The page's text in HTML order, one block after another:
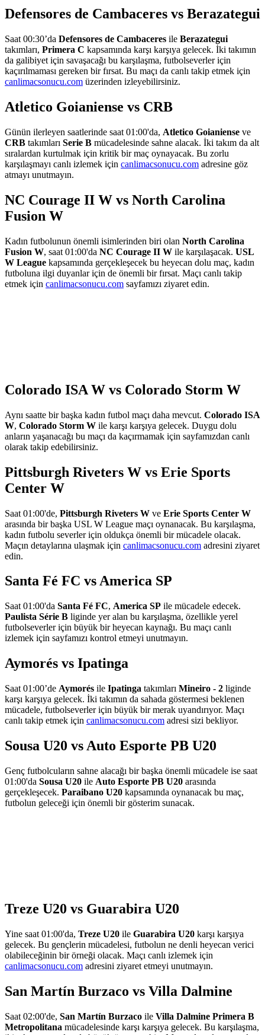
Defensores de Cambaceres vs Berazategui
Saat 00:30’da Defensores de Cambaceres ile Berazategui
takımları, Primera C kapsamında karşı karşıya gelecek. İki takımın
da galibiyet için savaşacağı bu karşılaşma, futbolseverler için
kaçırılmaması gereken bir fırsat. Bu maçı da canlı takip etmek için
canlimacsonucu.com üzerinden izleyebilirsiniz.
Atletico Goianiense vs CRB
Günün ilerleyen saatlerinde saat 01:00'da, Atletico Goianiense ve
CRB takımları Serie B mücadelesinde sahne alacak. İki takım da alt
sıralardan kurtulmak için kritik bir maç oynayacak. Bu zorlu
karşılaşmayı canlı izlemek için canlimacsonucu.com adresine göz
atmayı unutmayın.
NC Courage II W vs North Carolina
Fusion W
Kadın futbolunun önemli isimlerinden biri olan North Carolina
Fusion W, saat 01:00'da NC Courage II W ile karşılaşacak. USL
W League kapsamında gerçekleşecek bu heyecan dolu maç, kadın
futboluna ilgi duyanlar için de önemli bir fırsat. Maçı canlı takip
etmek için canlimacsonucu.com sayfamızı ziyaret edin.
Colorado ISA W vs Colorado Storm W
Aynı saatte bir başka kadın futbol maçı daha mevcut. Colorado ISA
W, Colorado Storm W ile karşı karşıya gelecek. Duygu dolu
anların yaşanacağı bu maçı da kaçırmamak için sayfamızdan canlı
olarak takip edebilirsiniz.
Pittsburgh Riveters W vs Erie Sports
Center W
Saat 01:00'de, Pittsburgh Riveters W ve Erie Sports Center W
arasında bir başka USL W League maçı oynanacak. Bu karşılaşma,
kadın futbolu severler için oldukça önemli bir mücadele olacak.
Maçın detaylarına ulaşmak için canlimacsonucu.com adresini ziyaret
edin.
Santa Fé FC vs America SP
Saat 01:00'da Santa Fé FC, America SP ile mücadele edecek.
Paulista Série B liginde yer alan bu karşılaşma, özellikle yerel
futbolseverler için büyük bir heyecan kaynağı. Bu maçı canlı
izlemek için sayfamızı kontrol etmeyi unutmayın.
Aymorés vs Ipatinga
Saat 01:00’de Aymorés ile Ipatinga takımları Mineiro - 2 liginde
karşı karşıya gelecek. İki takımın da sahada göstermesi beklenen
mücadele, futbolseverler için büyük bir merak uyandırıyor. Maçı
canlı takip etmek için canlimacsonucu.com adresi sizi bekliyor.
Sousa U20 vs Auto Esporte PB U20
Genç futbolcuların sahne alacağı bir başka önemli mücadele ise saat
01:00'da Sousa U20 ile Auto Esporte PB U20 arasında
gerçekleşecek. Paraibano U20 kapsamında oynanacak bu maç,
futbolun geleceği için önemli bir gösterim sunacak.
Treze U20 vs Guarabira U20
Yine saat 01:00'da, Treze U20 ile Guarabira U20 karşı karşıya
gelecek. Bu gençlerin mücadelesi, futbolun ne denli heyecan verici
olabileceğinin bir örneği olacak. Maçı canlı izlemek için
canlimacsonucu.com adresini ziyaret etmeyi unutmayın.
San Martín Burzaco vs Villa Dalmine
Saat 02:00'de, San Martín Burzaco ile Villa Dalmine Primera B
Metropolitana mücadelesinde karşı karşıya gelecek. Bu karşılaşma,